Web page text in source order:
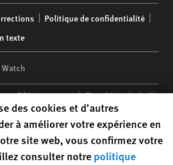
Politique de confidentialité
texte
Fifth Avenue, 34th Floor | New York,NY
a 501(C)(3) nonprofit registered in the US
cookie preferences
des cookies et d'autres
à améliorer votre expérience en
site web, vous confirmez votre
consulter notre politique